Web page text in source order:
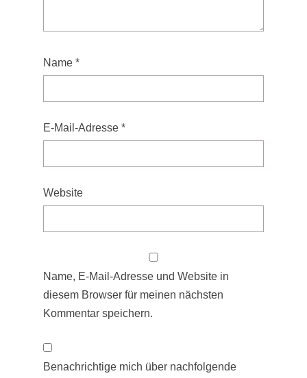
Name *
E-Mail-Adresse *
Website
Name, E-Mail-Adresse und Website in
diesem Browser für meinen nächsten
Kommentar speichern.
Benachrichtige mich über nachfolgende